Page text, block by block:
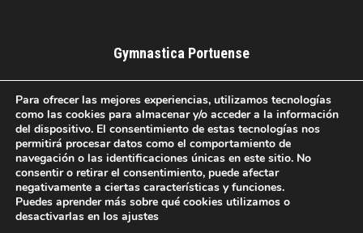
Gymnastica Portuense
María.
COPYRIGHT 2020 GOODLAYERS, ALL RIGHT
Para ofrecer las mejores experiencias, utilizamos tecnologías
como las cookies para almacenar y/o acceder a la información
del dispositivo. El consentimiento de estas tecnologías nos
permitirá procesar datos como el comportamiento de
navegación o las identificaciones únicas en este sitio. No
consentir o retirar el consentimiento, puede afectar
negativamente a ciertas características y funciones.
Puedes aprender más sobre qué cookies utilizamos o
desactivarlas en los ajustes